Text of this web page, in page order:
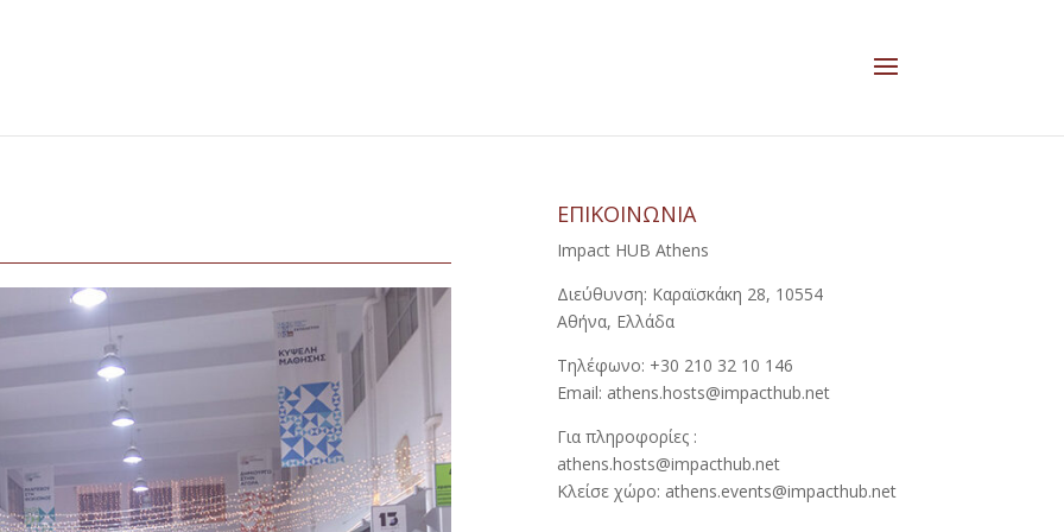
ΕΠΙΚΟΙΝΩΝΙΑ
Impact HUB Athens
Διεύθυνση: Καραϊσκάκη 28, 10554
Αθήνα, Ελλάδα
Τηλέφωνο: +30 210 32 10 146
Email: athens.hosts@impacthub.net
Για πληροφορίες :
athens.hosts@impacthub.net
Κλείσε χώρο: athens.events@impacthub.net